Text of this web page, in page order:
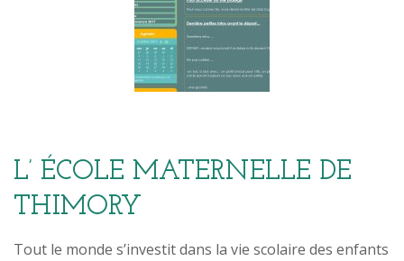
L’ ÉCOLE MATERNELLE DE
THIMORY
Tout le monde s’investit dans la vie scolaire des enfants